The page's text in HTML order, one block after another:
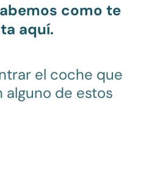
como te
aquí.
el coche que
alguno de estos